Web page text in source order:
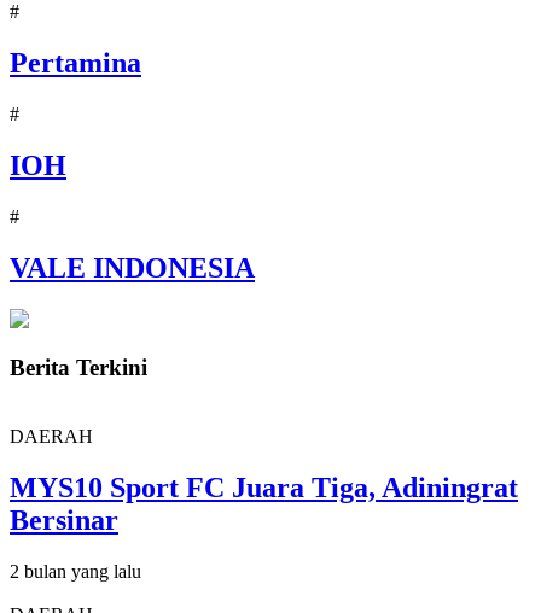
#
Pertamina
#
IOH
#
VALE INDONESIA
Berita Terkini
DAERAH
MYS10 Sport FC Juara Tiga, Adiningrat
Bersinar
2 bulan yang lalu